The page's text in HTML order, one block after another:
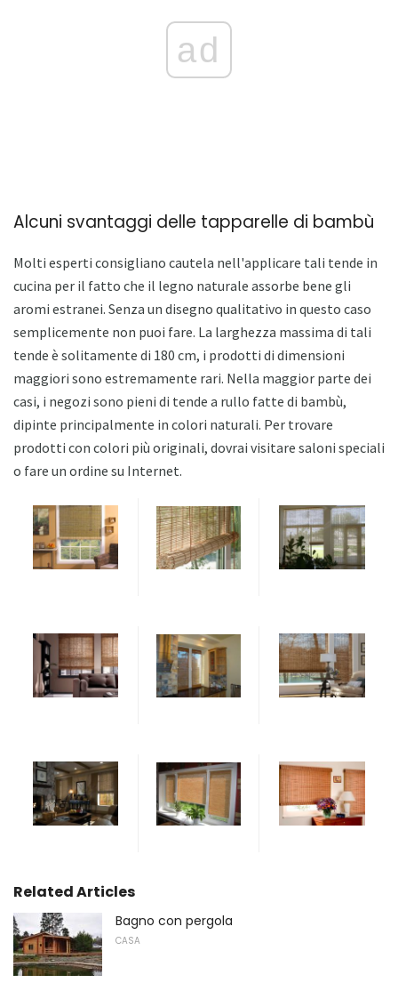
ad
Alcuni svantaggi delle tapparelle di bambù
Molti esperti consigliano cautela nell'applicare tali tende in
cucina per il fatto che il legno naturale assorbe bene gli
aromi estranei. Senza un disegno qualitativo in questo caso
semplicemente non puoi fare. La larghezza massima di tali
tende è solitamente di 180 cm, i prodotti di dimensioni
maggiori sono estremamente rari. Nella maggior parte dei
casi, i negozi sono pieni di tende a rullo fatte di bambù,
dipinte principalmente in colori naturali. Per trovare
prodotti con colori più originali, dovrai visitare saloni speciali
o fare un ordine su Internet.
Related Articles
Bagno con pergola
CASA